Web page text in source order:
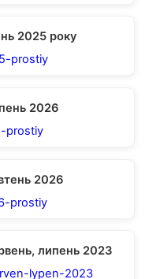
2025 року
2026
2026
липень 2023